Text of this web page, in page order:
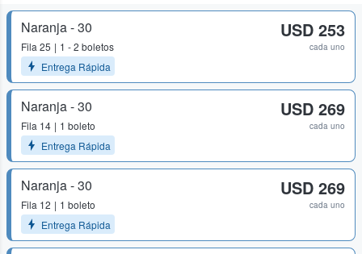
Naranja - 30
Fila 25
1 - 2 boletos
Entrega Rápida
USD 253
cada uno
Naranja - 30
Fila 14
1 boleto
Entrega Rápida
USD 269
cada uno
Naranja - 30
Fila 12
1 boleto
Entrega Rápida
USD 269
cada uno